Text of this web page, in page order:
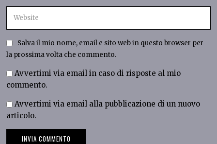
Salva il mio nome, email e sito web in questo browser per
la prossima volta che commento.
Avvertimi via email in caso di risposte al mio
commento.
Avvertimi via email alla pubblicazione di un nuovo
articolo.